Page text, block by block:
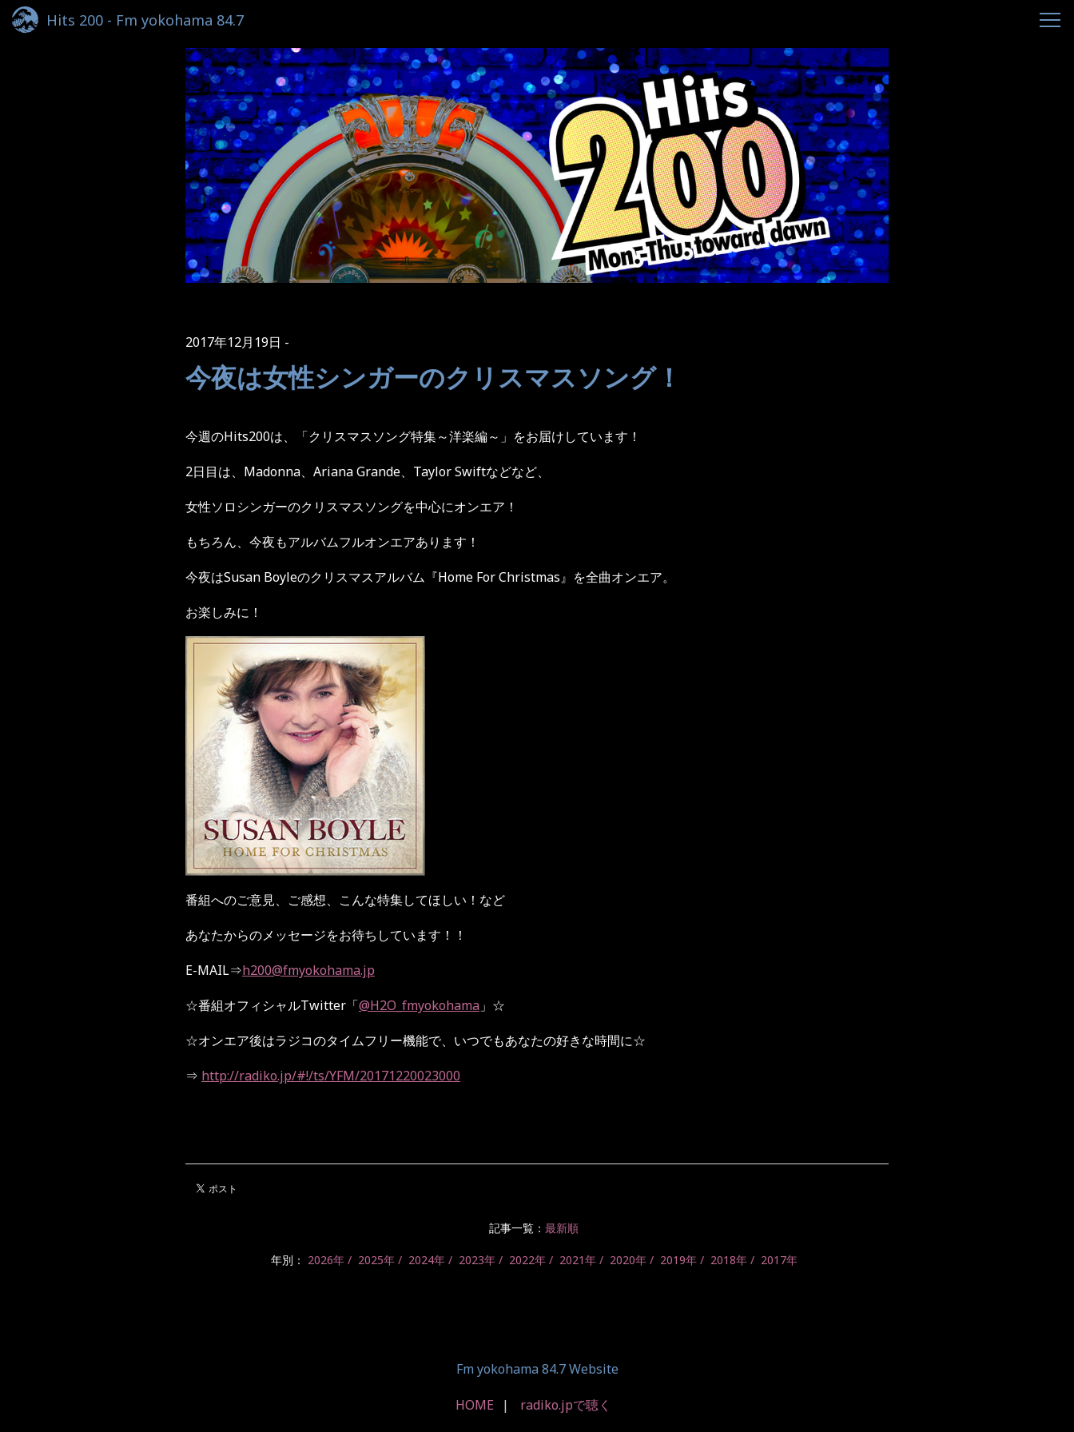
Hits 200 - Fm yokohama 84.7
2017年12月19日
今夜は女性シンガーのクリスマスソング！
今週のHits200は、「クリスマスソング特集～洋楽編～」をお届けしています！
2日目は、 Madonna、 Ariana Grande、 Taylor Swiftなどなど、
女性ソロシンガーのクリスマスソングを中心にオンエア！
もちろん、今夜もアルバムフルオンエアあります！
今夜はSusan Boyleのクリスマスアルバム『Home For Christmas』を全曲オンエア。
お楽しみに！
番組へのご意見、ご感想、こんな特集してほしい！など
あなたからのメッセージをお待ちしています！！
E-MAIL⇒h200@fmyokohama.jp
☆番組オフィシャルTwitter 「@H2O_fmyokohama 」 ☆
☆オンエア後はラジコのタイムフリー機能で、いつでもあなたの好きな時間に☆
⇒ http://radiko.jp/#!/ts/YFM/20171220023000
記事一覧： 最新順
年別： 2026年 2025年 2024年 2023年 2022年 2021年 2020年 2019年 2018年 2017年
Fm yokohama 84.7 Website
HOME radiko.jpで聴く